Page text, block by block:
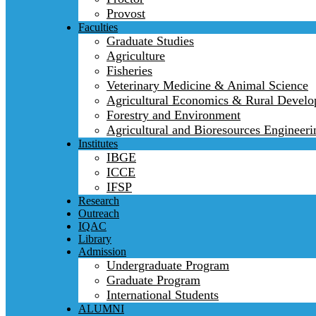
Provost
Faculties
Graduate Studies
Agriculture
Fisheries
Veterinary Medicine & Animal Science
Agricultural Economics & Rural
Forestry and Environment
Agricultural and Bioresources
Institutes
IBGE
ICCE
IFSP
Research
Outreach
IQAC
Library
Admission
Undergraduate Program
Graduate Program
International Students
ALUMNI